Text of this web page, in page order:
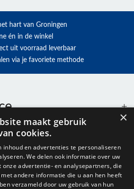
hart van Groningen
én in de winkel
uit voorraad leverbaar
via je favoriete methode
×
maakt gebruik
cookies.
inhoud en advertenties te personaliseren
We delen ook informatie over uw
advertentie- en analysepartners, die
andere informatie die u aan hen heeft
verzameld door uw gebruik van hun